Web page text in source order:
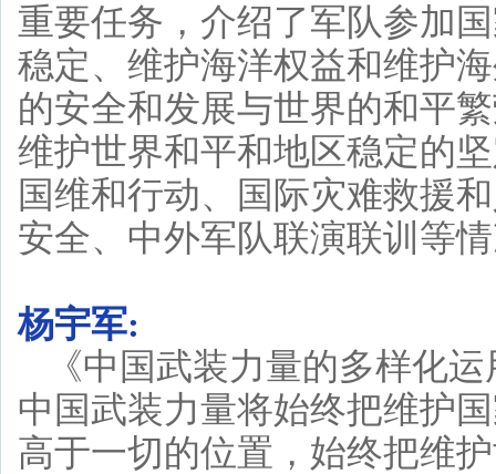
重要任务，介绍了军队参加
稳定、维护海洋权益和维护
的安全和发展与世界的和平
维护世界和平和地区稳定的
国维和行动、国际灾难救援
安全、中外军队联演联训等
杨宇军:
《中国武装力量的多样化
中国武装力量将始终把维护
高于一切的位置，始终把维